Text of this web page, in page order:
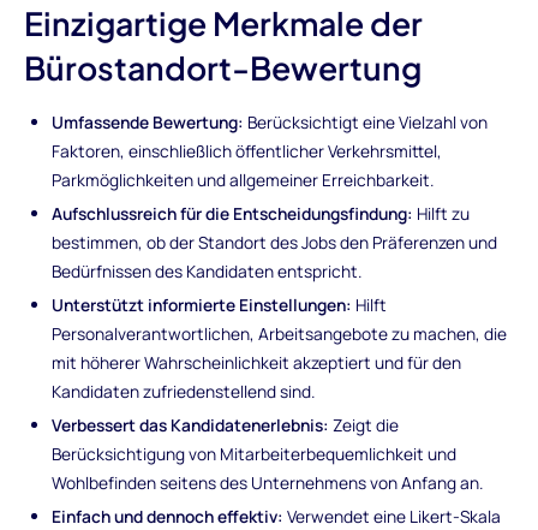
Einzigartige Merkmale der
Bürostandort-Bewertung
Umfassende Bewertung: Berücksichtigt eine Vielzahl von
Faktoren, einschließlich öffentlicher Verkehrsmittel,
Parkmöglichkeiten und allgemeiner Erreichbarkeit.
Aufschlussreich für die Entscheidungsfindung: Hilft zu
bestimmen, ob der Standort des Jobs den Präferenzen und
Bedürfnissen des Kandidaten entspricht.
Unterstützt informierte Einstellungen: Hilft
Personalverantwortlichen, Arbeitsangebote zu machen, die
mit höherer Wahrscheinlichkeit akzeptiert und für den
Kandidaten zufriedenstellend sind.
Verbessert das Kandidatenerlebnis: Zeigt die
Berücksichtigung von Mitarbeiterbequemlichkeit und
Wohlbefinden seitens des Unternehmens von Anfang an.
Einfach und dennoch effektiv: Verwendet eine Likert-Skala